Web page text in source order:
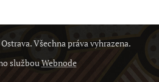
Všechna práva vyhrazena.
službouWebnode